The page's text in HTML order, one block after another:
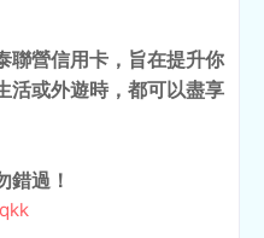
聯營信用卡，旨在提升你
活或外遊時，都可以盡享
錯過！